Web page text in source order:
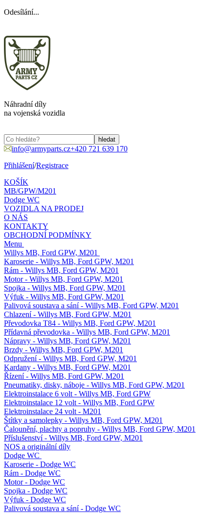
Odesílání...
Náhradní díly
na vojenská vozidla
info@armyparts.cz+420 721 639 170
Přihlášení/Registrace
KOŠÍK
MB/GPW/M201
Dodge WC
VOZIDLA NA PRODEJ
O NÁS
KONTAKTY
OBCHODNÍ PODMÍNKY
Menu
Willys MB, Ford GPW, M201
Karoserie - Willys MB, Ford GPW, M201
Rám - Willys MB, Ford GPW, M201
Motor - Willys MB, Ford GPW, M201
Spojka - Willys MB, Ford GPW, M201
Výfuk - Willys MB, Ford GPW, M201
Palivová soustava a sání - Willys MB, Ford GPW, M201
Chlazení - Willys MB, Ford GPW, M201
Převodovka T84 - Willys MB, Ford GPW, M201
Přídavná převodovka - Willys MB, Ford GPW, M201
Nápravy - Willys MB, Ford GPW, M201
Brzdy - Willys MB, Ford GPW, M201
Odpružení - Willys MB, Ford GPW, M201
Kardany - Willys MB, Ford GPW, M201
Řízení - Willys MB, Ford GPW, M201
Pneumatiky, disky, náboje - Willys MB, Ford GPW, M201
Elektroinstalace 6 volt - Willys MB, Ford GPW
Elektroinstalace 12 volt - Willys MB, Ford GPW
Elektroinstalace 24 volt - M201
Štítky a samolepky - Willys MB, Ford GPW, M201
Čalounění, plachty a popruhy - Willys MB, Ford GPW, M201
Příslušenství - Willys MB, Ford GPW, M201
NOS a originální díly
Dodge WC
Karoserie - Dodge WC
Rám - Dodge WC
Motor - Dodge WC
Spojka - Dodge WC
Výfuk - Dodge WC
Palivová soustava a sání - Dodge WC